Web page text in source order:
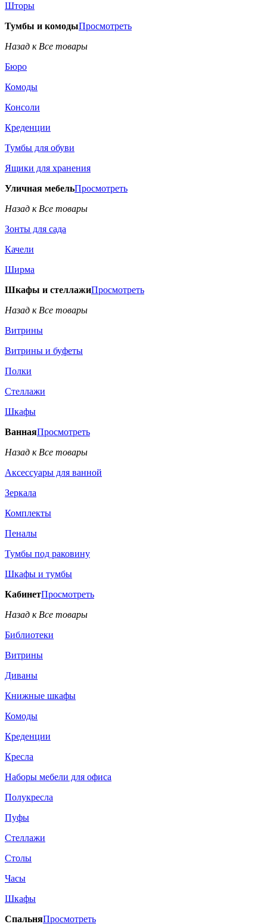
Шторы
Тумбы и комодыПросмотреть
Назад к Все товары
Бюро
Комоды
Консоли
Креденции
Тумбы для обуви
Ящики для хранения
Уличная мебельПросмотреть
Назад к Все товары
Зонты для сада
Качели
Ширма
Шкафы и стеллажиПросмотреть
Назад к Все товары
Витрины
Витрины и буфеты
Полки
Стеллажи
Шкафы
ВаннаяПросмотреть
Назад к Все товары
Аксессуары для ванной
Зеркала
Комплекты
Пеналы
Тумбы под раковину
Шкафы и тумбы
КабинетПросмотреть
Назад к Все товары
Библиотеки
Витрины
Диваны
Книжные шкафы
Комоды
Креденции
Кресла
Наборы мебели для офиса
Полукресла
Пуфы
Стеллажи
Столы
Часы
Шкафы
СпальняПросмотреть